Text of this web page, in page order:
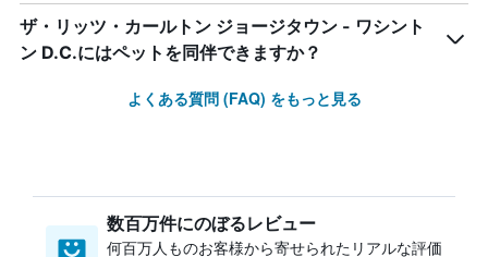
ザ・リッツ・カールトン ジョージタウン - ワシント
ン D.C.にはペットを同伴できますか？
よくある質問 (FAQ) をもっと見る
数百万件にのぼるレビュー
何百万人ものお客様から寄せられたリアルな評価